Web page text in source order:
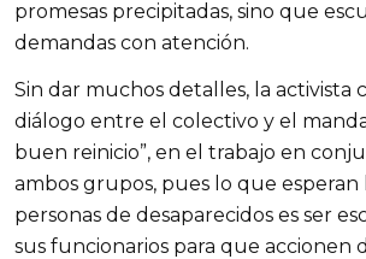
promesas precipitadas, sino que
demandas con atención.
Sin dar muchos detalles, la activista
diálogo entre el colectivo y el
buen reinicio”, en el trabajo en
ambos grupos, pues lo que esperan
personas de desaparecidos es ser
sus funcionarios para que accionen